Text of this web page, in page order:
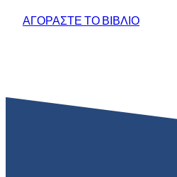
ΑΓΟΡΑΣΤΕ ΤΟ ΒΙΒΛΙΟ